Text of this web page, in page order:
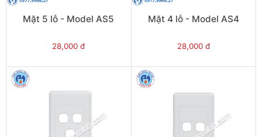
Mặt 5 lỗ - Model AS5
28,000 đ
Mặt 4 lỗ - Model AS4
28,000 đ